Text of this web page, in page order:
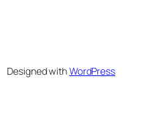
Designed withWordPress